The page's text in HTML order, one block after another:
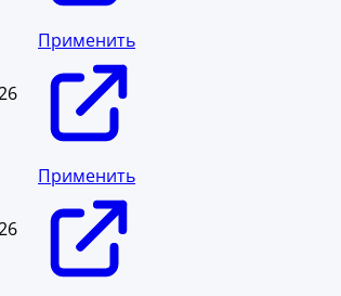
Применить
Применить